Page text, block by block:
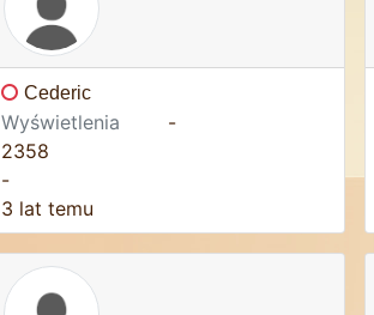
Cederic
Wyświetlenia
2358
-
3 lat temu
-